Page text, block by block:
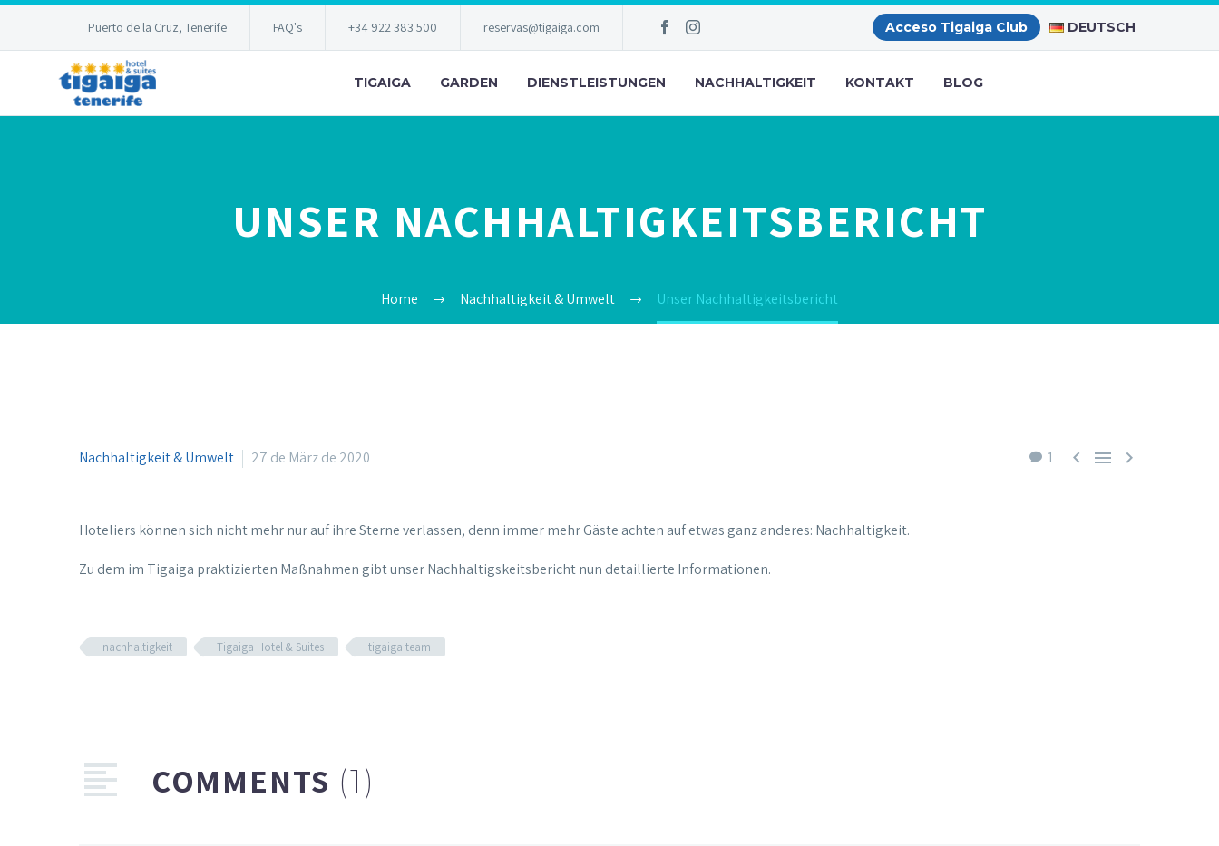
Puerto de la Cruz, Tenerife FAQ's +34 922 383 500 reservas@tigaiga.com Acceso Tigaiga Club DEUTSCH
TIGAIGA GARDEN DIENSTLEISTUNGEN NACHHALTIGKEIT KONTAKT BLOG
UNSER NACHHALTIGKEITSBERICHT
Home Nachhaltigkeit & Umwelt Unser Nachhaltigkeitsbericht
1   
Nachhaltigkeit & Umwelt 27 de März de 2020
Hoteliers können sich nicht mehr nur auf ihre Sterne verlassen, denn immer mehr Gäste achten auf etwas ganz anderes: Nachhaltigkeit.
Zu dem im Tigaiga praktizierten Maßnahmen gibt unser Nachhaltigskeitsbericht nun detaillierte Informationen.
nachhaltigkeit Tigaiga Hotel & Suites tigaiga team
COMMENTS (1)